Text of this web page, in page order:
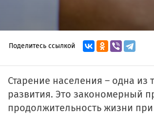
Поделитесь ссылкой
Старение населения – одна
развития. Это закономерный
продолжительность жизни при